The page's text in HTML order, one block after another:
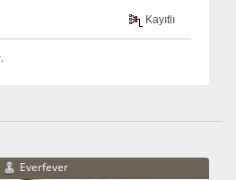
Kayıtlı
Everfever